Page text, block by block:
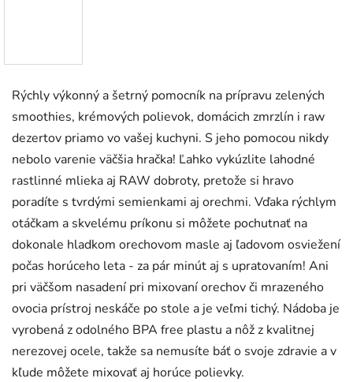
Rýchly výkonný a šetrný pomocník na prípravu zelených
smoothies, krémových polievok, domácich zmrzlín i raw
dezertov priamo vo vašej kuchyni. S jeho pomocou nikdy
nebolo varenie väčšia hračka! Ľahko vykúzlite lahodné
rastlinné mlieka aj RAW dobroty, pretože si hravo
poradíte s tvrdými semienkami aj orechmi. Vďaka rýchlym
otáčkam a skvelému príkonu si môžete pochutnať na
dokonale hladkom orechovom masle aj ľadovom osviežení
počas horúceho leta - za pár minút aj s upratovaním! Ani
pri väčšom nasadení pri mixovaní orechov či mrazeného
ovocia prístroj neskáče po stole a je veľmi tichý. Nádoba je
vyrobená z odolného BPA free plastu a nôž z kvalitnej
nerezovej ocele, takže sa nemusíte báť o svoje zdravie a v
kľude môžete mixovať aj horúce polievky.